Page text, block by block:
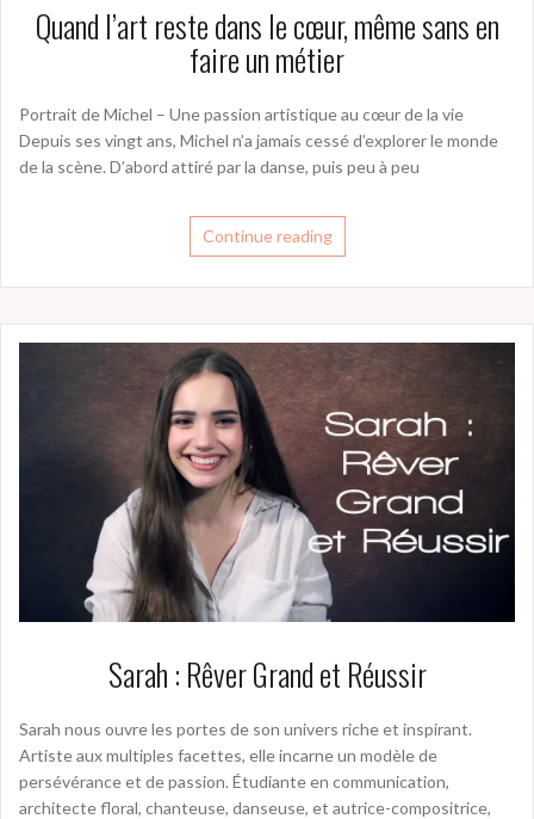
Quand l’art reste dans le cœur, même sans en
faire un métier
Portrait de Michel – Une passion artistique au cœur de la vie
Depuis ses vingt ans, Michel n’a jamais cessé d’explorer le monde
de la scène. D’abord attiré par la danse, puis peu à peu
Continue reading
Sarah : Rêver Grand et Réussir
Sarah nous ouvre les portes de son univers riche et inspirant.
Artiste aux multiples facettes, elle incarne un modèle de
persévérance et de passion. Étudiante en communication,
architecte floral, chanteuse, danseuse, et autrice-compositrice,